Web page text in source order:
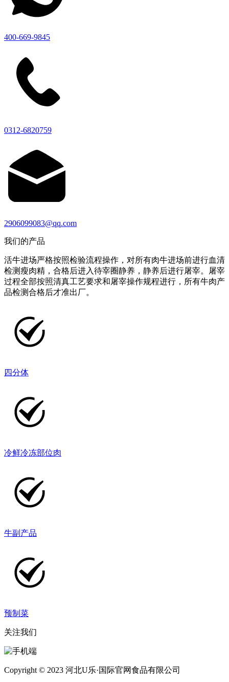
400-669-9845
0312-6820759
2906099083@qq.com
我们的产品
活牛进场严格按照检验流程操作，对所有肉牛进场前进行血清
检测瘦肉精，合格后进入待宰圈静养，静养后进行屠宰。屠宰
过程全部按照清真工艺要求和屠宰操作规程进行，所有牛肉产
品检测合格后才准出厂。
四分体
冷鲜冷冻部位肉
牛副产品
预制菜
关注我们
Copyright © 2023 河北U乐·国际官网食品有限公司